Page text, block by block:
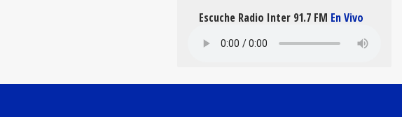
Escuche Radio Inter 91.7 FM En Vivo